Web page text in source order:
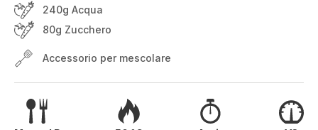
240g Acqua
80g Zucchero
Accessorio per mescolare